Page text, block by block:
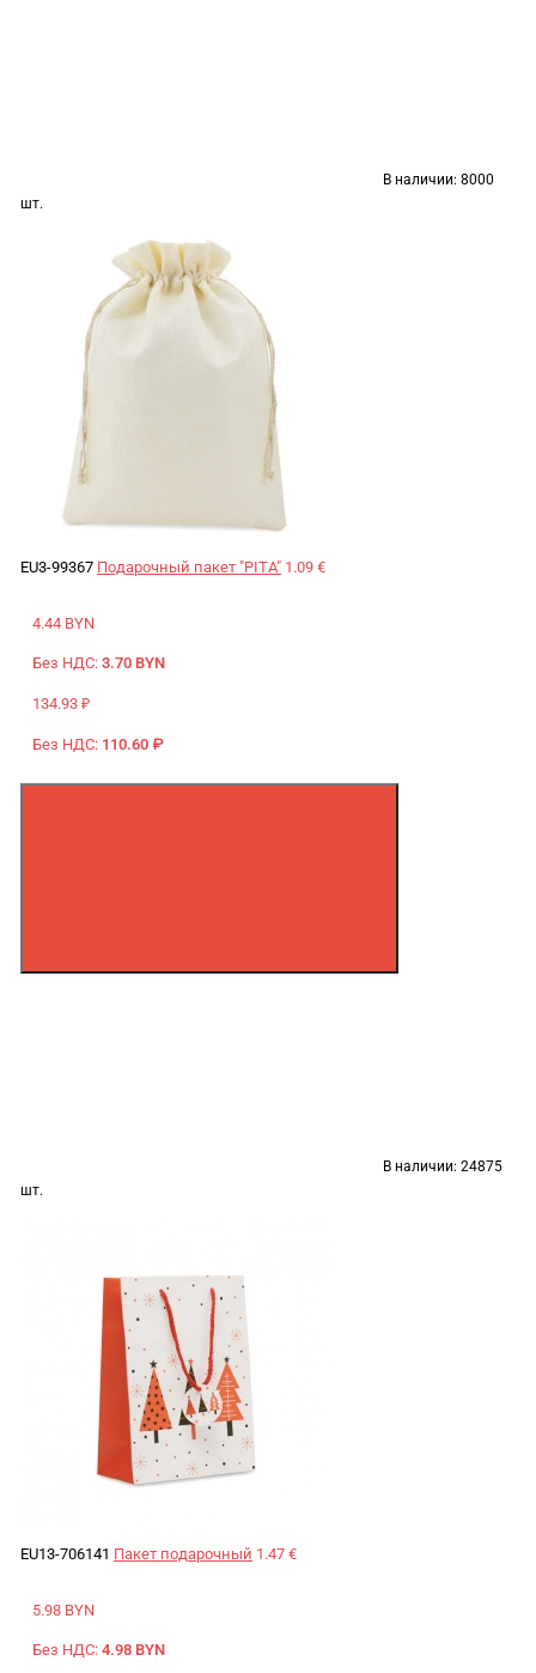
В наличии: 8000
шт.
EU3-99367 Подарочный пакет "PITA" 1.09 €
4.44 BYN
Без НДС: 3.70 BYN
134.93 ₽
Без НДС: 110.60 ₽
В наличии: 24875
шт.
EU13-706141 Пакет подарочный 1.47 €
5.98 BYN
Без НДС: 4.98 BYN